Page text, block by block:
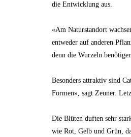
die Entwicklung aus.
«Am Naturstandort
entweder auf anderen
denn die Wurzeln
Besonders attraktiv sind
Formen», sagt Zeuner.
Die Blüten duften sehr
wie Rot, Gelb und Grün,